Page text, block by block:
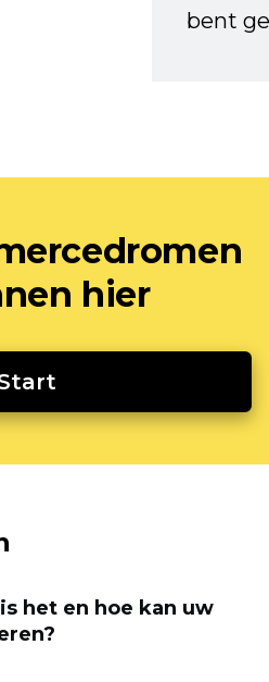
bent
hier
het en hoe kan uw